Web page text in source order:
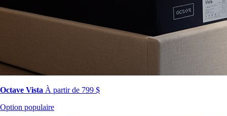
Octave Vista À partir de 799 $
Option populaire